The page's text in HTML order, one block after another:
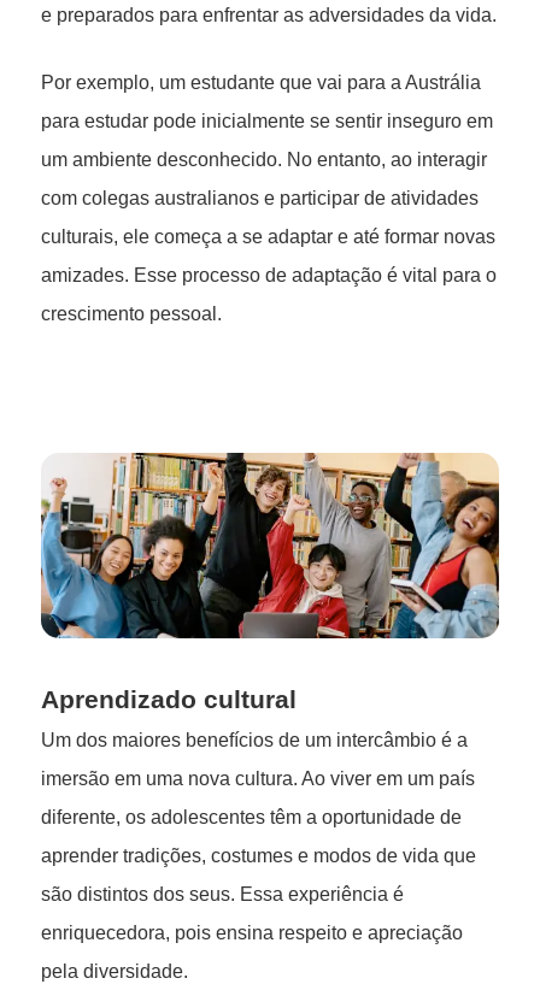
e preparados para enfrentar as adversidades da vida.
Por exemplo, um estudante que vai para a Austrália
para estudar pode inicialmente se sentir inseguro em
um ambiente desconhecido. No entanto, ao interagir
com colegas australianos e participar de atividades
culturais, ele começa a se adaptar e até formar novas
amizades. Esse processo de adaptação é vital para o
crescimento pessoal.
Aprendizado cultural
Um dos maiores benefícios de um intercâmbio é a
imersão em uma nova cultura. Ao viver em um país
diferente, os adolescentes têm a oportunidade de
aprender tradições, costumes e modos de vida que
são distintos dos seus. Essa experiência é
enriquecedora, pois ensina respeito e apreciação
pela diversidade.